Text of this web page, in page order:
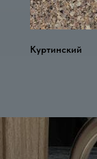
Куртинский